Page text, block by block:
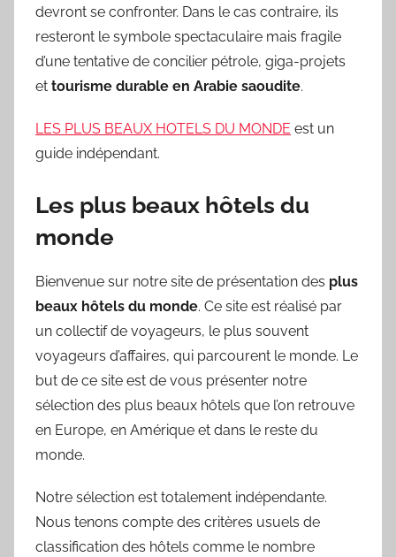
devront se confronter. Dans le cas contraire, ils
resteront le symbole spectaculaire mais fragile
d’une tentative de concilier pétrole, giga-projets
et tourisme durable en Arabie saoudite.
LES PLUS BEAUX HOTELS DU MONDE est un
guide indépendant.
Les plus beaux hôtels du
monde
Bienvenue sur notre site de présentation des plus
beaux hôtels du monde. Ce site est réalisé par
un collectif de voyageurs, le plus souvent
voyageurs d’affaires, qui parcourent le monde. Le
but de ce site est de vous présenter notre
sélection des plus beaux hôtels que l’on retrouve
en Europe, en Amérique et dans le reste du
monde.
Notre sélection est totalement indépendante.
Nous tenons compte des critères usuels de
classification des hôtels comme le nombre